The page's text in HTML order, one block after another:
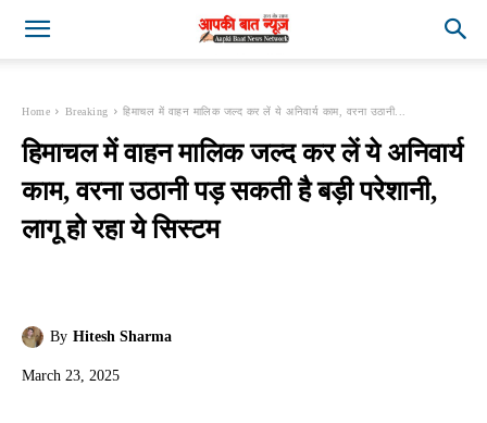
Home Breaking हिमाचल में वाहन मालिक जल्द कर लें ये अनिवार्य काम, वरना उठानी...
हिमाचल में वाहन मालिक जल्द कर लें ये अनिवार्य
काम, वरना उठानी पड़ सकती है बड़ी परेशानी,
लागू हो रहा ये सिस्टम
By Hitesh Sharma
March 23, 2025